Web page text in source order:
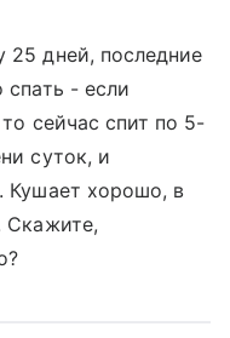
дней, последние
спать - если
сейчас спит по 5-
суток, и
Кушает хорошо, в
Скажите,